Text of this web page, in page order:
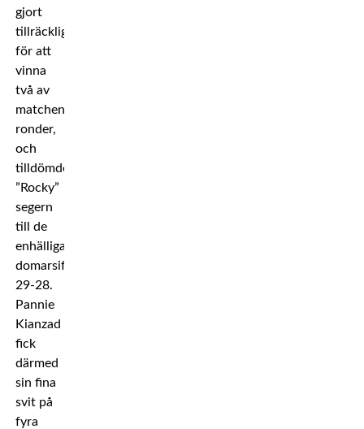
gjort
tillräckligt
för att
vinna
två av
matchens
ronder,
och
tilldömde
”Rocky”
segern
till de
enhälliga
domarsiffrorna
29-28.
Pannie
Kianzad
fick
därmed
sin fina
svit på
fyra